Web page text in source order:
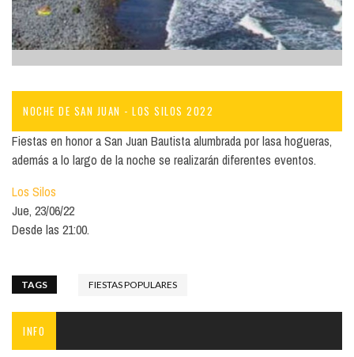
NOCHE DE SAN JUAN - LOS SILOS 2022
Fiestas en honor a San Juan Bautista alumbrada por lasa hogueras,
además a lo largo de la noche se realizarán diferentes eventos.
Los Silos
Jue, 23/06/22
Desde las 21:00.
TAGS FIESTAS POPULARES
INFO